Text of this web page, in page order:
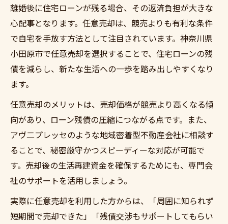
離婚後に住宅ローンが残る場合、その返済負担が大きな
心配事となります。任意売却は、競売よりも有利な条件
で自宅を手放す方法として注目されています。神奈川県
小田原市で任意売却を選択することで、住宅ローンの残
債を減らし、新たな生活への一歩を踏み出しやすくなり
ます。
任意売却のメリットは、売却価格が競売より高くなる傾
向があり、ローン残債の圧縮につながる点です。また、
アヴ二プレッセのような地域密着型不動産会社に相談す
ることで、秘密厳守かつスピーディーな対応が可能で
す。売却後の生活再建資金を確保するためにも、専門会
社のサポートを活用しましょう。
実際に任意売却を利用した方からは、「周囲に知られず
短期間で売却できた」「残債交渉もサポートしてもらい